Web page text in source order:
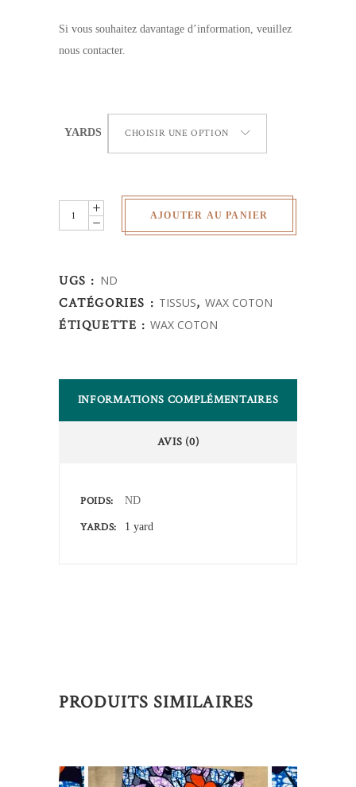
Si vous souhaitez davantage d’information, veuillez
nous contacter.
YARDS CHOISIR UNE OPTION
Wax
Africain
poissons
quantity
AJOUTER AU PANIER
UGS : ND
CATÉGORIES : TISSUS,WAX COTON
ÉTIQUETTE :WAX COTON
INFORMATIONS COMPLÉMENTAIRES
AVIS (0)
POIDS ND
YARDS 1 yard
PRODUITS SIMILAIRES